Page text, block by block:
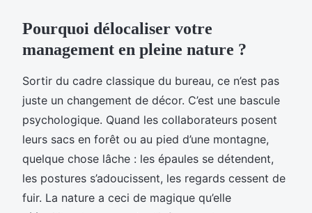
Pourquoi délocaliser votre
management en pleine nature ?
Sortir du cadre classique du bureau, ce n’est pas
juste un changement de décor. C’est une bascule
psychologique. Quand les collaborateurs posent
leurs sacs en forêt ou au pied d’une montagne,
quelque chose lâche : les épaules se détendent,
les postures s’adoucissent, les regards cessent de
fuir. La nature a ceci de magique qu’elle